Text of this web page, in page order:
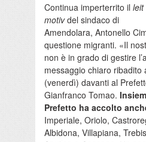
Continua imperterrito il leit
motivdel sindaco di
Amendolara, Antonello
questione migranti. «Il
non è in grado di gestire
messaggio chiaro ribadito
(venerdì) davanti al
Gianfranco Tomao.
Prefetto ha accolto
Imperiale, Oriolo,
Albidona, Villapiana,